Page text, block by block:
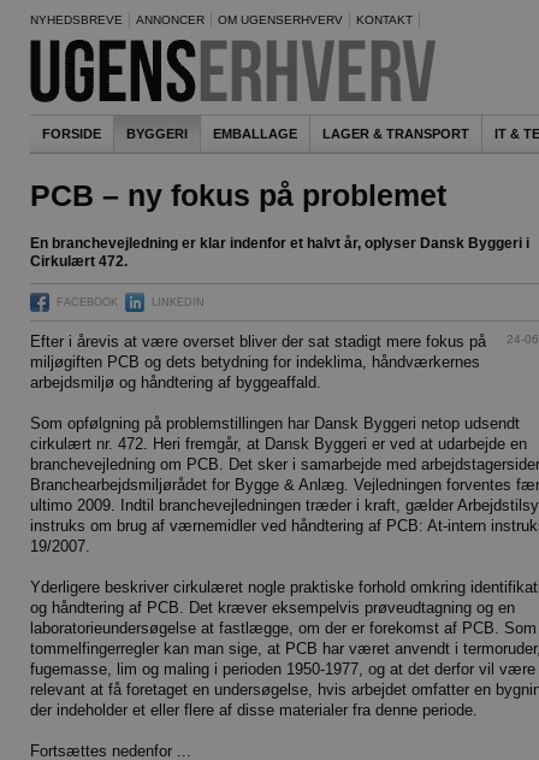
NYHEDSBREVE ANNONCER OM UGENSERHVERV KONTAKT
FORSIDE BYGGERI EMBALLAGE LAGER & TRANSPORT IT &
PCB – ny fokus på problemet
En branchevejledning er klar indenfor et halvt år, oplyser Dansk Byggeri i
Cirkulært 472.
FACEBOOK LINKEDIN
24-
Efter i årevis at være overset bliver der sat stadigt mere fokus på
miljøgiften PCB og dets betydning for indeklima, håndværkernes
arbejdsmiljø og håndtering af byggeaffald.
Som opfølgning på problemstillingen har Dansk Byggeri netop udsendt
cirkulært nr. 472. Heri fremgår, at Dansk Byggeri er ved at udarbejde en
branchevejledning om PCB. Det sker i samarbejde med
Branchearbejdsmiljørådet for Bygge & Anlæg. Vejledningen forventes
ultimo 2009. Indtil branchevejledningen træder i kraft, gælder
instruks om brug af værnemidler ved håndtering af PCB: At-intern
19/2007.
Yderligere beskriver cirkulæret nogle praktiske forhold omkring
og håndtering af PCB. Det kræver eksempelvis prøveudtagning og en
laboratorieundersøgelse at fastlægge, om der er forekomst af PCB. Som
tommelfingerregler kan man sige, at PCB har været anvendt i
fugemasse, lim og maling i perioden 1950-1977, og at det derfor vil være
relevant at få foretaget en undersøgelse, hvis arbejdet omfatter en
der indeholder et eller flere af disse materialer fra denne periode.
Fortsættes nedenfor ...